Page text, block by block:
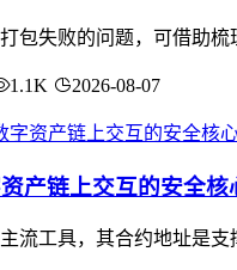
包失败的问题，可借助
1.1K 2026-08-07
产链上交互的安全核
流工具，其合约地址是